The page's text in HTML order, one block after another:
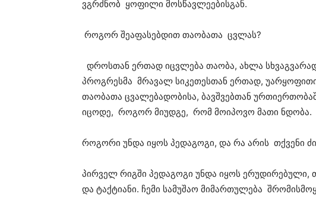
ვგრძნობ ყოფილი მოსწავლეებისგან.
როგორ შეაფასებდით თაობათა ცვლას?
დროსთან ერთად იცვლება თაობა, ახლა სხვაგვარად
პროგრესმა მრავალ სიკეთესთან ერთად, უარყოფითი
თაობათა ცვალებადობისა, ბავშვებთან
იცოდე, როგორ მიუდგე, რომ მოიპოვო მათი ნდობა.
როგორი უნდა იყოს პედაგოგი, და რა არის თქვენი
პირველ რიგში პედაგოგი უნდა იყოს ერუდირებული,
და ტაქტიანი. ჩემი სამუშაო მიმართულება